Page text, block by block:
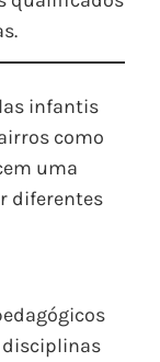
infantis
como
uma
diferentes
disciplinas